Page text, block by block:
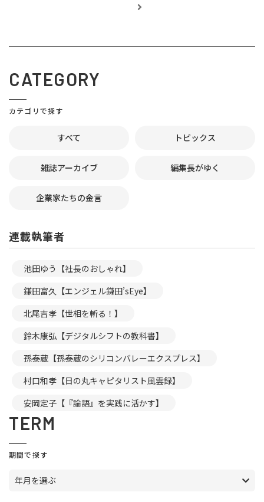
CATEGORY
カテゴリで探す
すべて トピックス
雑誌アーカイブ 編集長がゆく
企業家たちの金言
連載執筆者
池田ゆう【社長のおしゃれ】
鎌田富久【エンジェル鎌田’sEye】
北尾吉孝【世相を斬る！】
鈴木康弘【デジタルシフトの教科書】
孫泰蔵【孫泰蔵のシリコンバレーエクスプレス】
村口和孝【日の丸キャピタリスト風雲録】
安岡定子【『論語』を実践に活かす】
TERM
期間で探す
年月を選ぶ